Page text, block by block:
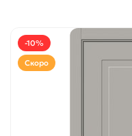
-10%
Скоро